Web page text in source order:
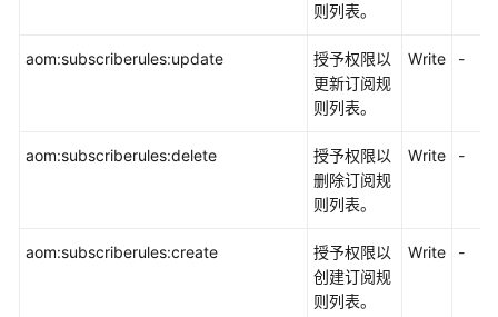
术
任
则列表。
aom:subscriberules:update
授予权限以
更新订阅规
则列表。
Write -
aom:subscriberules:delete
授予权限以
删除订阅规
则列表。
Write -
aom:subscriberules:create
授予权限以
创建订阅规
则列表。
Write -